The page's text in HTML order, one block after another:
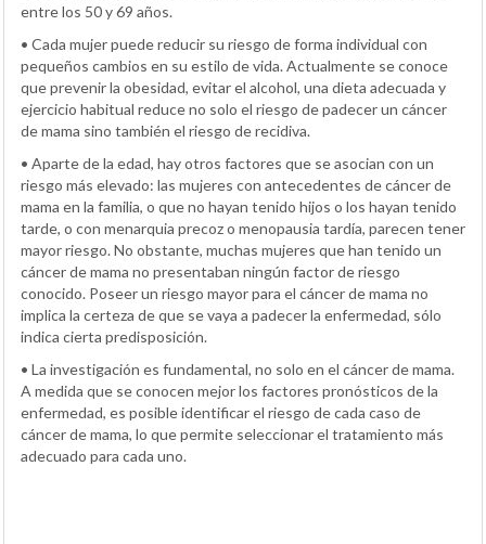
entre los 50 y 69 años.
• Cada mujer puede reducir su riesgo de forma individual con
pequeños cambios en su estilo de vida. Actualmente se conoce
que prevenir la obesidad, evitar el alcohol, una dieta adecuada y
ejercicio habitual reduce no solo el riesgo de padecer un cáncer
de mama sino también el riesgo de recidiva.
• Aparte de la edad, hay otros factores que se asocian con un
riesgo más elevado: las mujeres con antecedentes de cáncer de
mama en la familia, o que no hayan tenido hijos o los hayan tenido
tarde, o con menarquia precoz o menopausia tardía, parecen tener
mayor riesgo. No obstante, muchas mujeres que han tenido un
cáncer de mama no presentaban ningún factor de riesgo
conocido. Poseer un riesgo mayor para el cáncer de mama no
implica la certeza de que se vaya a padecer la enfermedad, sólo
indica cierta predisposición.
• La investigación es fundamental, no solo en el cáncer de mama.
A medida que se conocen mejor los factores pronósticos de la
enfermedad, es posible identificar el riesgo de cada caso de
cáncer de mama, lo que permite seleccionar el tratamiento más
adecuado para cada uno.